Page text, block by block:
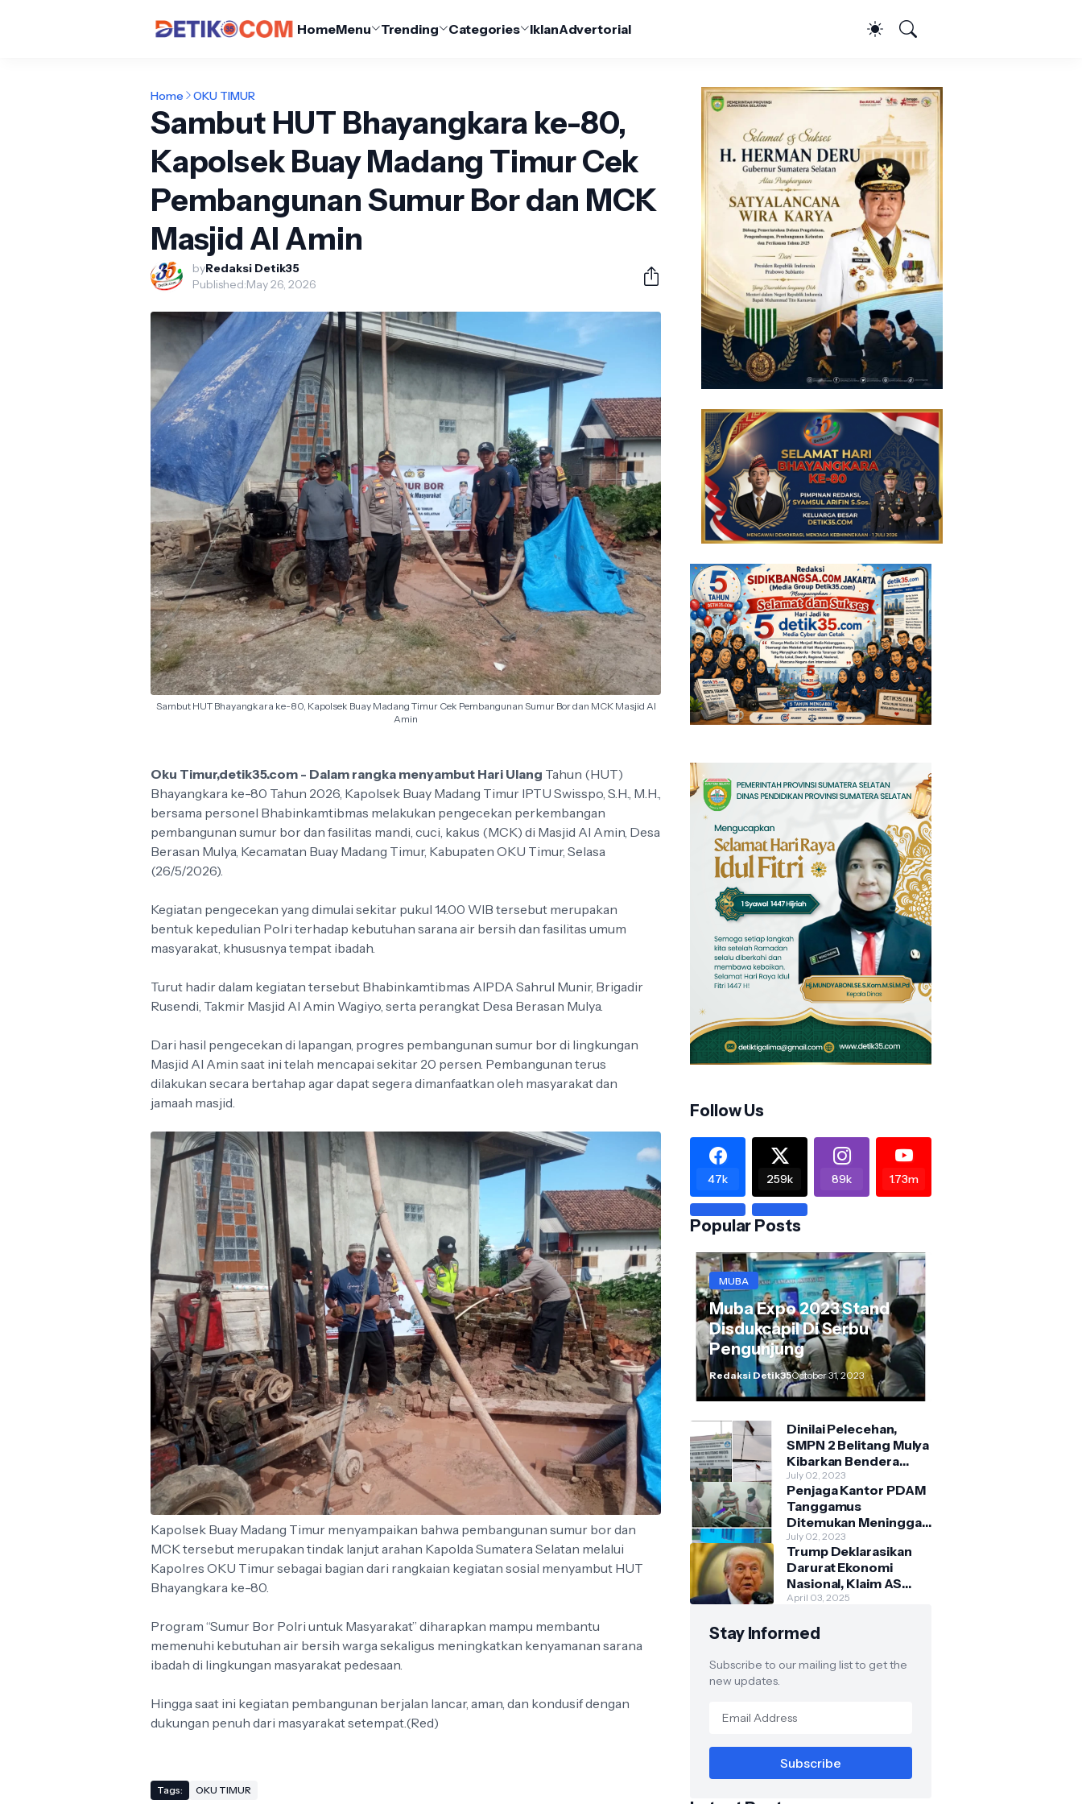
HomeMenu Trending Categories IklanAdvertorial
Home OKU TIMUR
Sambut HUT Bhayangkara ke-80,
Kapolsek Buay Madang Timur Cek
Pembangunan Sumur Bor dan MCK
Masjid Al Amin
byRedaksi Detik35
Published:May 26, 2026
Sambut HUT Bhayangkara ke-80, Kapolsek Buay Madang Timur Cek Pembangunan Sumur Bor dan MCK Masjid Al
Amin
Oku Timur,detik35.com - Dalam rangka menyambut Hari Ulang Tahun (HUT)
Bhayangkara ke-80 Tahun 2026, Kapolsek Buay Madang Timur IPTU Swisspo, S.H., M.H.,
bersama personel Bhabinkamtibmas melakukan pengecekan perkembangan
pembangunan sumur bor dan fasilitas mandi, cuci, kakus (MCK) di Masjid Al Amin, Desa
Berasan Mulya, Kecamatan Buay Madang Timur, Kabupaten OKU Timur, Selasa
(26/5/2026).
Kegiatan pengecekan yang dimulai sekitar pukul 14.00 WIB tersebut merupakan
bentuk kepedulian Polri terhadap kebutuhan sarana air bersih dan fasilitas umum
masyarakat, khususnya tempat ibadah.
Turut hadir dalam kegiatan tersebut Bhabinkamtibmas AIPDA Sahrul Munir, Brigadir
Rusendi, Takmir Masjid Al Amin Wagiyo, serta perangkat Desa Berasan Mulya.
Dari hasil pengecekan di lapangan, progres pembangunan sumur bor di lingkungan
Masjid Al Amin saat ini telah mencapai sekitar 20 persen. Pembangunan terus
dilakukan secara bertahap agar dapat segera dimanfaatkan oleh masyarakat dan
jamaah masjid.
Kapolsek Buay Madang Timur menyampaikan bahwa pembangunan sumur bor dan
MCK tersebut merupakan tindak lanjut arahan Kapolda Sumatera Selatan melalui
Kapolres OKU Timur sebagai bagian dari rangkaian kegiatan sosial menyambut HUT
Bhayangkara ke-80.
Program “Sumur Bor Polri untuk Masyarakat” diharapkan mampu membantu
memenuhi kebutuhan air bersih warga sekaligus meningkatkan kenyamanan sarana
ibadah di lingkungan masyarakat pedesaan.
Hingga saat ini kegiatan pembangunan berjalan lancar, aman, dan kondusif dengan
dukungan penuh dari masyarakat setempat.(Red)
Tags: OKU TIMUR
Follow Us
47k 259k 89k 1.73m
Popular Posts
MUBA
Muba Expo 2023 Stand
Disdukcapil Di Serbu
Pengunjung
Redaksi Detik35October 31, 2023
Dinilai Pelecehan,
SMPN 2 Belitang Mulya
Kibarkan Bendera
Usang dan Sobek
July 02, 2023
Penjaga Kantor PDAM
Tanggamus
Ditemukan Meninggal
di Belakang Kantornya.
July 02, 2023
Trump Deklarasikan
Darurat Ekonomi
Nasional, Klaim AS
Terus Diperlakukan
Asing"
April 03, 2025
Stay Informed
Subscribe to our mailing list to get the
new updates.